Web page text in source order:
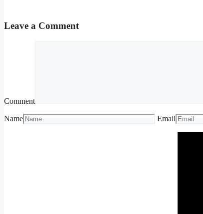
Leave a Comment
Comment
Name Email